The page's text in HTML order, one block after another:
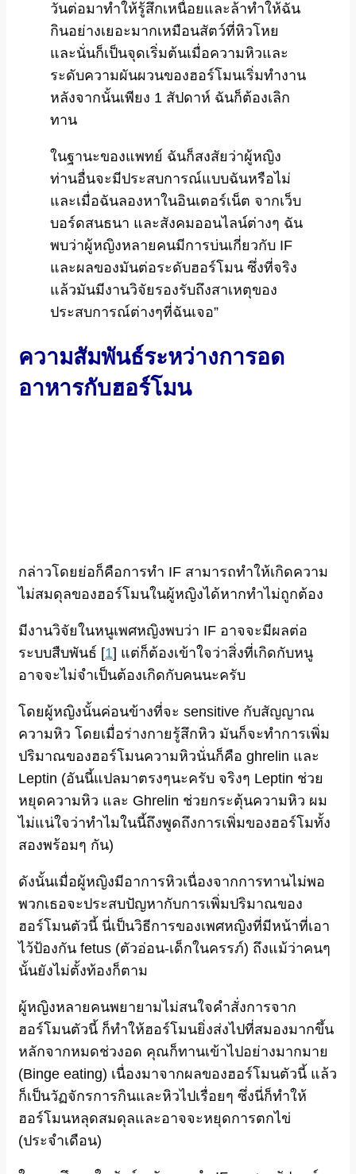
วันต่อมาทำให้รู้สึกเหนื่อยและล้าทำให้ฉัน
กินอย่างเยอะมากเหมือนสัตว์ที่หิวโหย
และนั่นก็เป็นจุดเริ่มต้นเมื่อความหิวและ
ระดับความผันผวนของฮอร์โมนเริ่มทำงาน
หลังจากนั้นเพียง 1 สัปดาห์ ฉันก็ต้องเลิก
ทาน
ในฐานะของแพทย์ ฉันก็สงสัยว่าผู้หญิง
ท่านอื่นจะมีประสบการณ์แบบฉันหรือไม่
และเมื่อฉันลองหาในอินเตอร์เน็ต จากเว็บ
บอร์ดสนธนา และสังคมออนไลน์ต่างๆ ฉัน
พบว่าผู้หญิงหลายคนมีการบ่นเกี่ยวกับ IF
และผลของมันต่อระดับฮอร์โมน ซึ่งที่จริง
แล้วมันมีงานวิจัยรองรับถึงสาเหตุของ
ประสบการณ์ต่างๆที่ฉันเจอ”
ความสัมพันธ์ระหว่างการอด
อาหารกับฮอร์โมน
กล่าวโดยย่อก็คือการทำ IF สามารถทำให้เกิดความ
ไม่สมดุลของฮอร์โมนในผู้หญิงได้หากทำไม่ถูกต้อง
มีงานวิจัยในหนูเพศหญิงพบว่า IF อาจจะมีผลต่อ
ระบบสืบพันธ์ [1] แต่ก็ต้องเข้าใจว่าสิ่งที่เกิดกับหนู
อาจจะไม่จำเป็นต้องเกิดกับคนนะครับ
โดยผู้หญิงนั้นค่อนข้างที่จะ sensitive กับสัญญาณ
ความหิว โดยเมื่อร่างกายรู้สึกหิว มันก็จะทำการเพิ่ม
ปริมาณของฮอร์โมนความหิวนั่นก็คือ ghrelin และ
Leptin (อันนี้แปลมาตรงๆนะครับ จริงๆ Leptin ช่วย
หยุดความหิว และ Ghrelin ช่วยกระตุ้นความหิว ผม
ไม่แน่ใจว่าทำไมในนี้ถึงพูดถึงการเพิ่มของฮอร์โมทั้ง
สองพร้อมๆ กัน)
ดังนั้นเมื่อผู้หญิงมีอาการหิวเนื่องจากการทานไม่พอ
พวกเธอจะประสบปัญหากับการเพิ่มปริมาณของ
ฮอร์โมนตัวนี้ นี่เป็นวิธีการของเพศหญิงที่มีหน้าที่เอา
ไว้ป้องกัน fetus (ตัวอ่อน-เด็กในครรภ์) ถึงแม้ว่าคนๆ
นั้นยังไม่ตั้งท้องก็ตาม
ผู้หญิงหลายคนพยายามไม่สนใจคำสั่งการจาก
ฮอร์โมนตัวนี้ ก็ทำให้ฮอร์โมนยิ่งส่งไปที่สมองมากขึ้น
หลักจากหมดช่วงอด คุณก็ทานเข้าไปอย่างมากมาย
(Binge eating) เนื่องมาจากผลของฮอร์โมนตัวนี้ แล้ว
ก็เป็นวัฏจักรการกินและหิวไปเรื่อยๆ ซึ่งนี่ก็ทำให้
ฮอร์โมนหลุดสมดุลและอาจจะหยุดการตกไข่
(ประจำเดือน)